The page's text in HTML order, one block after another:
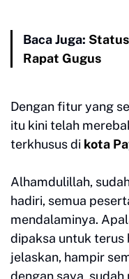
Baca Juga:
Rapat Gugus
Dengan fitur yang
itu kini telah
terkhusus di kota
Alhamdulillah,
hadiri, semua
mendalaminya.
dipaksa untuk terus
jelaskan, hampir